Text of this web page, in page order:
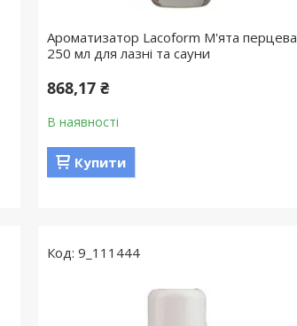
Ароматизатор Lacoform М'ята перцева
250 мл для лазні та сауни
868,17 ₴
В наявності
Купити
9_111444